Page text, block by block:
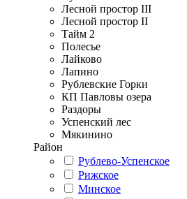
Лесной простор III
Лесной простор II
Тайм 2
Полесье
Лайково
Лапино
Рублевские Горки
КП Павловы озера
Раздоры
Успенский лес
Мякинино
Район
Рублево-Успенское
Рижское
Минское